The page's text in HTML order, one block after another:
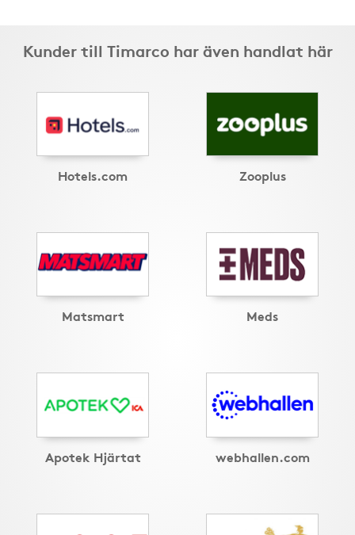
Kunder till Timarco har även handlat här
Hotels.com Zooplus
Matsmart Meds
Apotek Hjärtat webhallen.com